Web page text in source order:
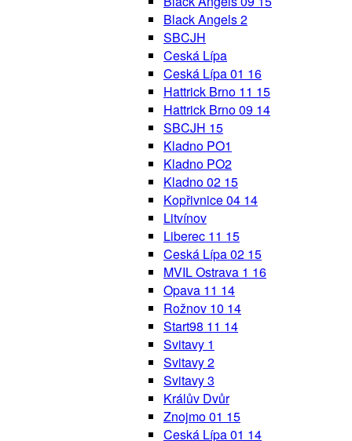
Black Angels 2
SBCJH
Ceská Lípa
Ceská Lípa 01 16
Hattrick Brno 11 15
Hattrick Brno 09 14
SBCJH 15
Kladno PO1
Kladno PO2
Kladno 02 15
Kopřivnice 04 14
Litvínov
Liberec 11 15
Ceská Lípa 02 15
MVIL Ostrava 1 16
Opava 11 14
Rožnov 10 14
Start98 11 14
Svitavy 1
Svitavy 2
Svitavy 3
Králův Dvůr
Znojmo 01 15
Ceská Lípa 01 14